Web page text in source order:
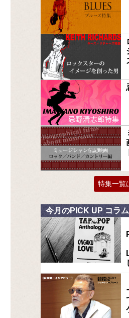
特集一覧
今月のPICK UP コラム